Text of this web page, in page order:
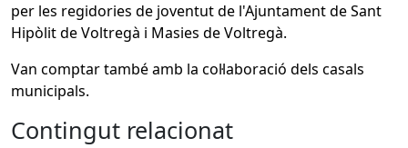
per les regidories de joventut de l'Ajuntament de Sant
Hipòlit de Voltregà i Masies de Voltregà.
Van comptar també amb la col·laboració dels casals
municipals.
Contingut relacionat